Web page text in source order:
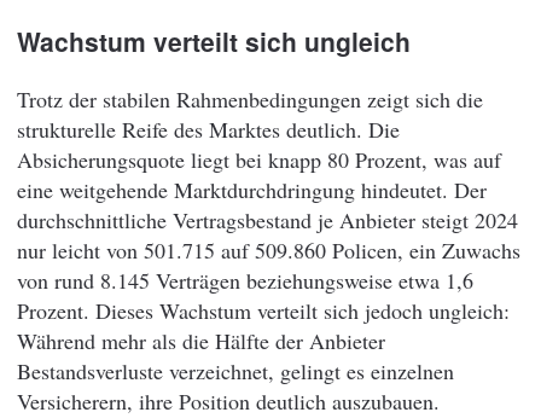
Wachstum verteilt sich ungleich
Trotz der stabilen Rahmenbedingungen zeigt sich die
strukturelle Reife des Marktes deutlich. Die
Absicherungsquote liegt bei knapp 80 Prozent, was auf
eine weitgehende Marktdurchdringung hindeutet. Der
durchschnittliche Vertragsbestand je Anbieter steigt 2024
nur leicht von 501.715 auf 509.860 Policen, ein Zuwachs
von rund 8.145 Verträgen beziehungsweise etwa 1,6
Prozent. Dieses Wachstum verteilt sich jedoch ungleich:
Während mehr als die Hälfte der Anbieter
Bestandsverluste verzeichnet, gelingt es einzelnen
Versicherern, ihre Position deutlich auszubauen.